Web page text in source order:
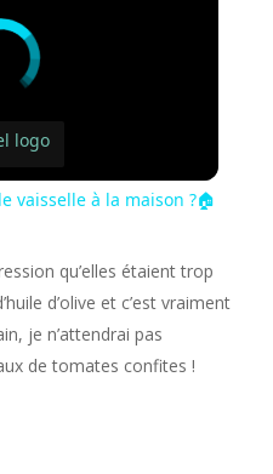
vaisselle à la maison ?🏠
qu’elles étaient trop
d’olive et c’est vraiment
je n’attendrai pas
de tomates confites !